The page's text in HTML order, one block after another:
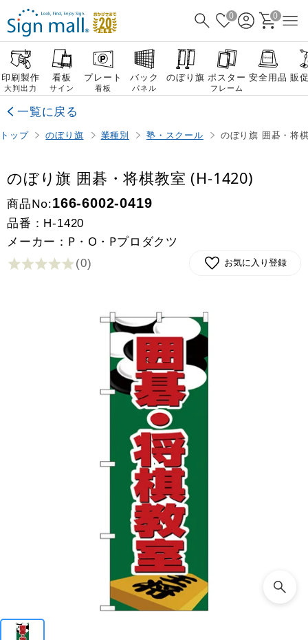
0 0
印刷製作
大判出力
看板
サイン
プレート
看板
バック
パネル
のぼり旗 ポスター
フレーム
安全用品 販
一覧に戻る
トップ のぼり旗 業種別 塾・スクール のぼり旗 囲碁・将
のぼり旗 囲碁・将棋教室 (H-1420)
商品No:166-6002-0419
品番： H-1420
メーカー：P・O・Pプロダクツ
(0) お気に入り登録